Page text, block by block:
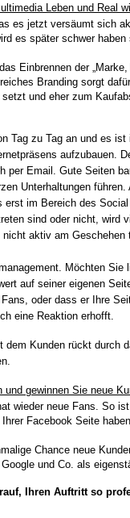
Leben und Real
es jetzt versäumt sich
es später schwer
Einbrennen der
Branding sorgt
und eher zum
Tag zu Tag an und es ist
aufzubauen.
per Email. Gute Seiten
Unterhaltungen führen.
erst im Bereich des Social
sind oder nicht, wird
aktiv am Geschehen
Möchten Sie
auf seiner eigenen
oder dass er Ihre
eine Reaktion erhofft.
dem Kunden rückt durch
und gewinnen Sie neue
wieder neue Fans. So
Facebook Seite
Chance neue
und Co. als
Ihren Auftritt so